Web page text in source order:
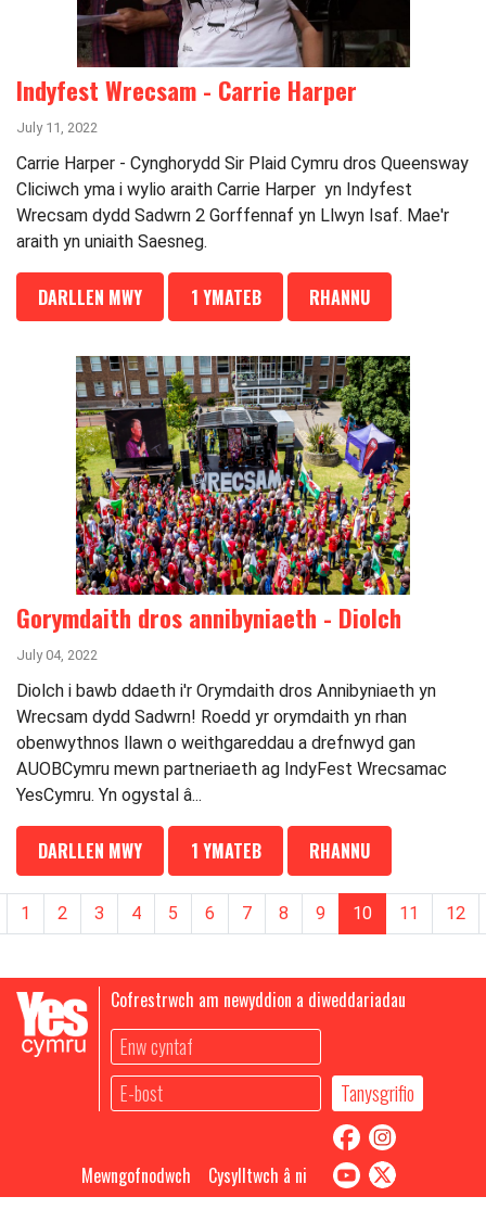
Indyfest Wrecsam - Carrie Harper
July 11, 2022
Carrie Harper - Cynghorydd Sir Plaid Cymru dros Queensway
Cliciwch yma i wylio araith Carrie Harper yn Indyfest
Wrecsam dydd Sadwrn 2 Gorffennaf yn Llwyn Isaf. Mae'r
araith yn uniaith Saesneg.
DARLLEN MWY 1 YMATEB RHANNU
Gorymdaith dros annibyniaeth - Diolch
July 04, 2022
Diolch i bawb ddaeth i'r Orymdaith dros Annibyniaeth yn
Wrecsam dydd Sadwrn! Roedd yr orymdaith yn rhan
obenwythnos llawn o weithgareddau a drefnwyd gan
AUOBCymru mewn partneriaeth ag IndyFest Wrecsamac
YesCymru. Yn ogystal â...
DARLLEN MWY 1 YMATEB RHANNU
1 2 3 4 5 6 7 8 9 10 11 12
Cofrestrwch am newyddion a diweddariadau
Mewngofnodwch Cysylltwch â ni